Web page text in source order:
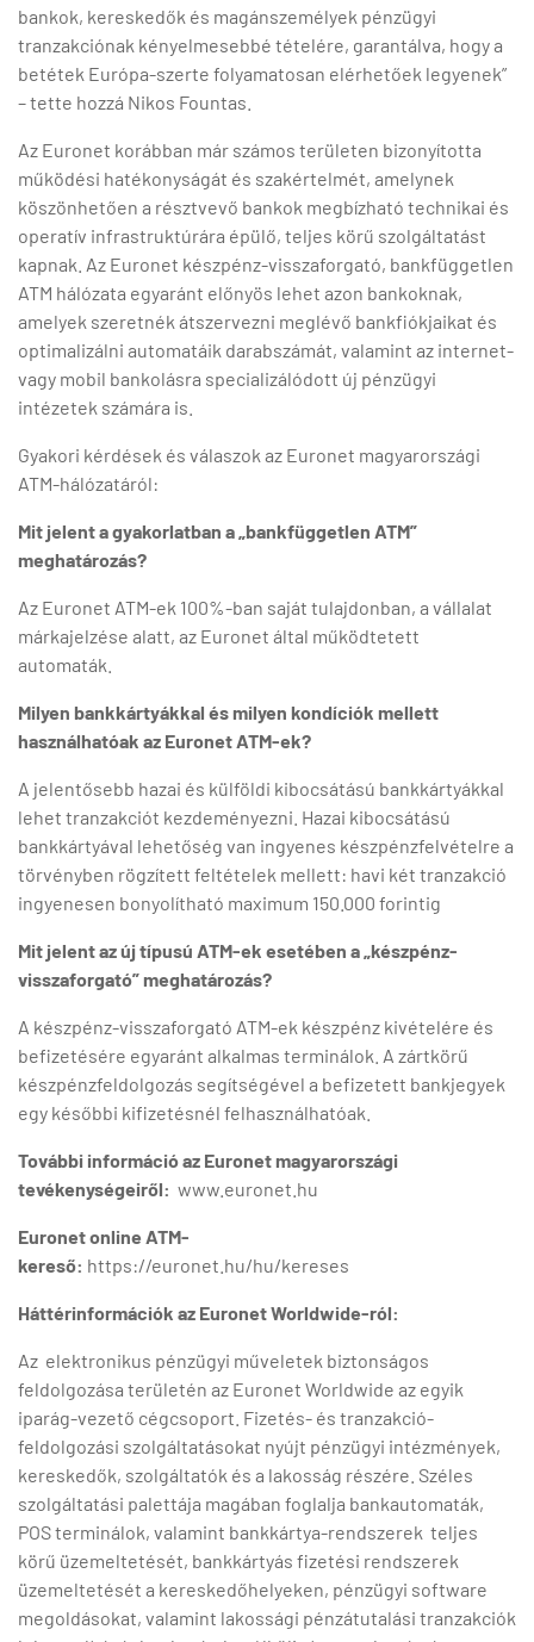
bankok, kereskedők és magánszemélyek pénzügyi
tranzakciónak kényelmesebbé tételére, garantálva, hogy a
betétek Európa-szerte folyamatosan elérhetőek legyenek”
– tette hozzá Nikos Fountas.
Az Euronet korábban már számos területen bizonyította
működési hatékonyságát és szakértelmét, amelynek
köszönhetően a résztvevő bankok megbízható technikai és
operatív infrastruktúrára épülő, teljes körű szolgáltatást
kapnak. Az Euronet készpénz-visszaforgató, bankfüggetlen
ATM hálózata egyaránt előnyös lehet azon bankoknak,
amelyek szeretnék átszervezni meglévő bankfiókjaikat és
optimalizálni automatáik darabszámát, valamint az internet-
vagy mobil bankolásra specializálódott új pénzügyi
intézetek számára is.
Gyakori kérdések és válaszok az Euronet magyarországi
ATM-hálózatáról:
Mit jelent a gyakorlatban a „bankfüggetlen ATM”
meghatározás?
Az Euronet ATM-ek 100%-ban saját tulajdonban, a vállalat
márkajelzése alatt, az Euronet által működtetett
automaták.
Milyen bankkártyákkal és milyen kondíciók mellett
használhatóak az Euronet ATM-ek?
A jelentősebb hazai és külföldi kibocsátású bankkártyákkal
lehet tranzakciót kezdeményezni. Hazai kibocsátású
bankkártyával lehetőség van ingyenes készpénzfelvételre a
törvényben rögzített feltételek mellett: havi két tranzakció
ingyenesen bonyolítható maximum 150.000 forintig
Mit jelent az új típusú ATM-ek esetében a „készpénz-
visszaforgató” meghatározás?
A készpénz-visszaforgató ATM-ek készpénz kivételére és
befizetésére egyaránt alkalmas terminálok. A zártkörű
készpénzfeldolgozás segítségével a befizetett bankjegyek
egy későbbi kifizetésnél felhasználhatóak.
További információ az Euronet magyarországi
tevékenységeiről: www.euronet.hu
Euronet online ATM-
kereső: https://euronet.hu/hu/kereses
Háttérinformációk az Euronet Worldwide-ról:
Az elektronikus pénzügyi műveletek biztonságos
feldolgozása területén az Euronet Worldwide az egyik
iparág-vezető cégcsoport. Fizetés- és tranzakció-
feldolgozási szolgáltatásokat nyújt pénzügyi intézmények,
kereskedők, szolgáltatók és a lakosság részére. Széles
szolgáltatási palettája magában foglalja bankautomaták,
POS terminálok, valamint bankkártya-rendszerek teljes
körű üzemeltetését, bankkártyás fizetési rendszerek
üzemeltetését a kereskedőhelyeken, pénzügyi software
megoldásokat, valamint lakossági pénzátutalási tranzakciók